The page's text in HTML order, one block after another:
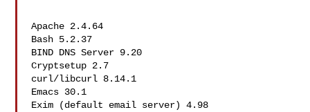
Apache 2.4.64
Bash 5.2.37
BIND DNS Server 9.20
Cryptsetup 2.7
curl/libcurl 8.14.1
Emacs 30.1
Exim (default email server) 4.98